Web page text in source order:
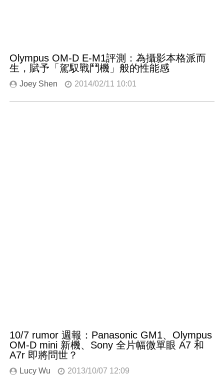
Olympus OM-D E-M1評測：為攝影本格派而
生，賦予「駕馭戰鬥機」般的性能感
Joey Shen 2014/02/11 10:01
10/7 rumor 週報：Panasonic GM1、Olympus
OM-D mini 新機、Sony 全片幅微單眼 A7 和
A7r 即將問世？
Lucy Wu 2013/10/07 12:09